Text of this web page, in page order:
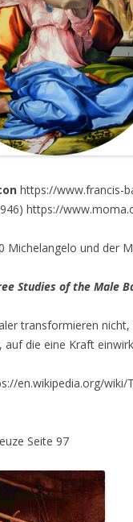
https://www.francis-
https://
Michelangelo und der
Studies of the Male
transformieren
auf die eine Kraft
en.wikipedia.org/wiki/
Seite 97